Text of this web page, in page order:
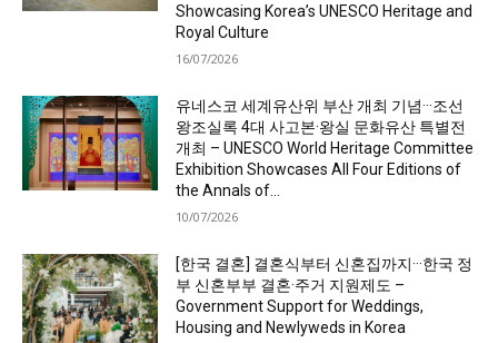
Showcasing Korea’s UNESCO Heritage and
Royal Culture
16/07/2026
유네스코 세계유산위 부산 개최 기념···조선
왕조실록 4대 사고본·왕실 문화유산 특별전
개최 – UNESCO World Heritage Committee
Exhibition Showcases All Four Editions of
the Annals of...
10/07/2026
[한국 결혼] 결혼식부터 신혼집까지···한국 정
부 신혼부부 결혼·주거 지원제도 –
Government Support for Weddings,
Housing and Newlyweds in Korea